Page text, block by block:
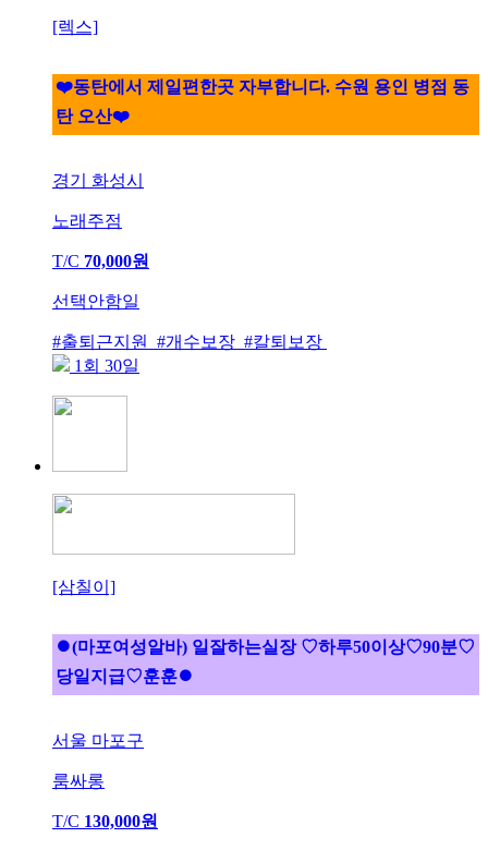
[렉스]
❤️동탄에서 제일편한곳 자부합니다. 수원 용인 병점 동
탄 오산❤️
경기 화성시
노래주점
T/C 70,000원
선택안함일
#출퇴근지원 #개수보장 #칼퇴보장
1회 30일
[삼칠이]
⏺(마포여성알바) 일잘하는실장 ♡하루50이상♡90분♡
당일지급♡훈훈⏺
서울 마포구
룸싸롱
T/C 130,000원